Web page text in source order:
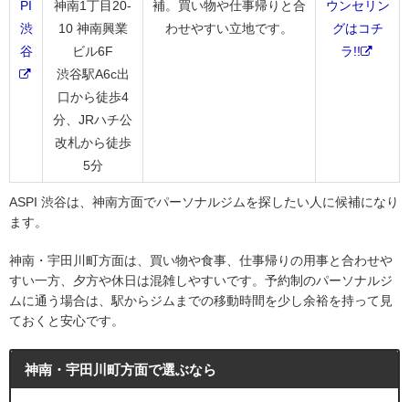
PI
渋
谷
神南1丁目20-
10 神南興業
ビル6F
渋谷駅A6c出
口から徒歩4
分、JRハチ公
改札から徒歩
5分
補。買い物や仕事帰りと合
わせやすい立地です。
ウンセリン
グはコチ
ラ!!
ASPI 渋谷は、神南方面でパーソナルジムを探したい人に候補になり
ます。
神南・宇田川町方面は、買い物や食事、仕事帰りの用事と合わせや
すい一方、夕方や休日は混雑しやすいです。予約制のパーソナルジ
ムに通う場合は、駅からジムまでの移動時間を少し余裕を持って見
ておくと安心です。
神南・宇田川町方面で選ぶなら